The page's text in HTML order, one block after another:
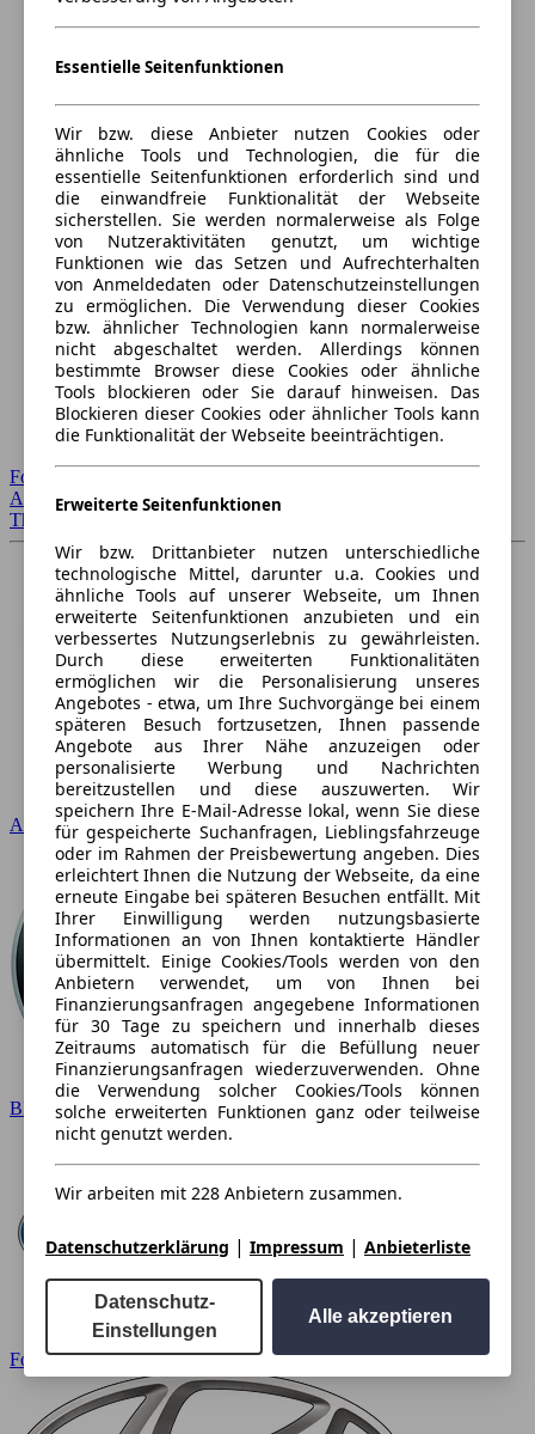
Forum Startseite
Alle Auto-Foren
Themen-Forum
Audi
BMW
Ford
Essentielle Seitenfunktionen
Wir bzw. diese Anbieter nutzen Cookies oder
ähnliche Tools und Technologien, die für die
essentielle Seitenfunktionen erforderlich sind und
die einwandfreie Funktionalität der Webseite
sicherstellen. Sie werden normalerweise als Folge
von Nutzeraktivitäten genutzt, um wichtige
Funktionen wie das Setzen und Aufrechterhalten
von Anmeldedaten oder Datenschutzeinstellungen
zu ermöglichen. Die Verwendung dieser Cookies
bzw. ähnlicher Technologien kann normalerweise
nicht abgeschaltet werden. Allerdings können
bestimmte Browser diese Cookies oder ähnliche
Tools blockieren oder Sie darauf hinweisen. Das
Blockieren dieser Cookies oder ähnlicher Tools kann
die Funktionalität der Webseite beeinträchtigen.
Erweiterte Seitenfunktionen
Wir bzw. Drittanbieter nutzen unterschiedliche
technologische Mittel, darunter u.a. Cookies und
ähnliche Tools auf unserer Webseite, um Ihnen
erweiterte Seitenfunktionen anzubieten und ein
verbessertes Nutzungserlebnis zu gewährleisten.
Durch diese erweiterten Funktionalitäten
ermöglichen wir die Personalisierung unseres
Angebotes - etwa, um Ihre Suchvorgänge bei einem
späteren Besuch fortzusetzen, Ihnen passende
Angebote aus Ihrer Nähe anzuzeigen oder
personalisierte Werbung und Nachrichten
bereitzustellen und diese auszuwerten. Wir
speichern Ihre E-Mail-Adresse lokal, wenn Sie diese
für gespeicherte Suchanfragen, Lieblingsfahrzeuge
oder im Rahmen der Preisbewertung angeben. Dies
erleichtert Ihnen die Nutzung der Webseite, da eine
erneute Eingabe bei späteren Besuchen entfällt. Mit
Ihrer Einwilligung werden nutzungsbasierte
Informationen an von Ihnen kontaktierte Händler
übermittelt. Einige Cookies/Tools werden von den
Anbietern verwendet, um von Ihnen bei
Finanzierungsanfragen angegebene Informationen
für 30 Tage zu speichern und innerhalb dieses
Zeitraums automatisch für die Befüllung neuer
Finanzierungsanfragen wiederzuverwenden. Ohne
die Verwendung solcher Cookies/Tools können
solche erweiterten Funktionen ganz oder teilweise
nicht genutzt werden.
Wir arbeiten mit 228 Anbietern zusammen.
Datenschutzerklärung | Impressum | Anbieterliste
Datenschutz-
Einstellungen
Alle akzeptieren